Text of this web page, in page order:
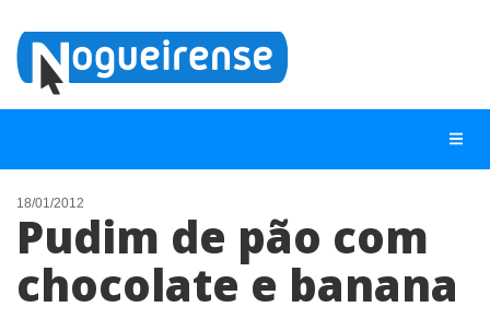
NOTÍCIAS
LISTA DIGITAL
18/01/2012
Pudim de pão com
chocolate e banana